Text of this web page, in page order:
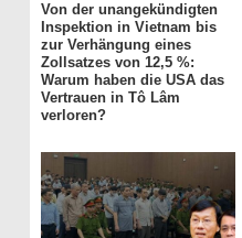
Von der unangekündigten
Inspektion in Vietnam bis
zur Verhängung eines
Zollsatzes von 12,5 %:
Warum haben die USA das
Vertrauen in Tô Lâm
verloren?